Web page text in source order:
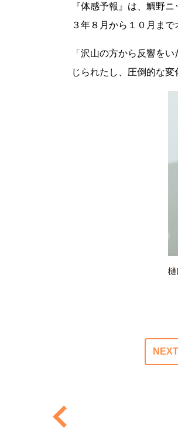
『体感予報』は、鯛野
３年８月から１０月まで
「沢山の方から反響を
じられたし、圧倒的な変
NEXT